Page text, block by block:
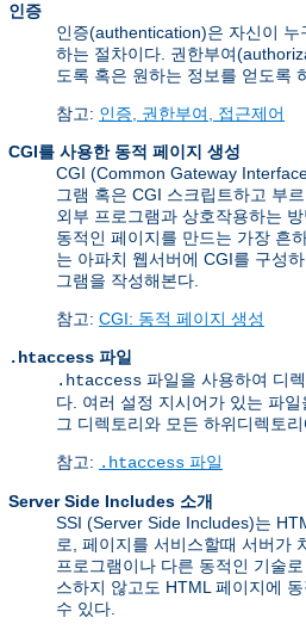
인증
인증(authentication)은 자신이 누
하는 절차이다. 권한부여
도록 혹은 원하는 정보를 얻도록
참고: 인증, 권한부여, 접근제어
CGI를 사용한 동적 페이지 생성
CGI (Common Gateway
그램 혹은 CGI 스크립트하고 부
외부 프로그램과 상호작용하는
동적인 페이지를 만드는 가장 흔
는 아파치 웹서버에 CGI를 구성
그램을 작성해본다.
참고: CGI: 동적 페이지 생성
.htaccess 파일
.htaccess 파일을 사용하여 디
다. 여러 설정 지시어가 있는 파
그 디렉토리와 모든 하위디렉토
참고: .htaccess 파일
Server Side Includes 소개
SSI (Server Side Includes)는
로, 페이지를 서비스할때 서버가
프로그램이나 다른 동적인 기술
스하지 않고도 HTML 페이지에
수 있다.